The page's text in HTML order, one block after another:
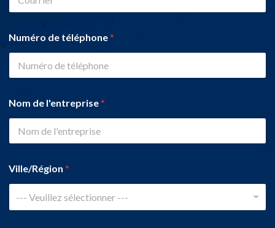
Numéro de téléphone*
Nom de l'entreprise*
Ville/Région *
--- Veuillez sélectionner ---